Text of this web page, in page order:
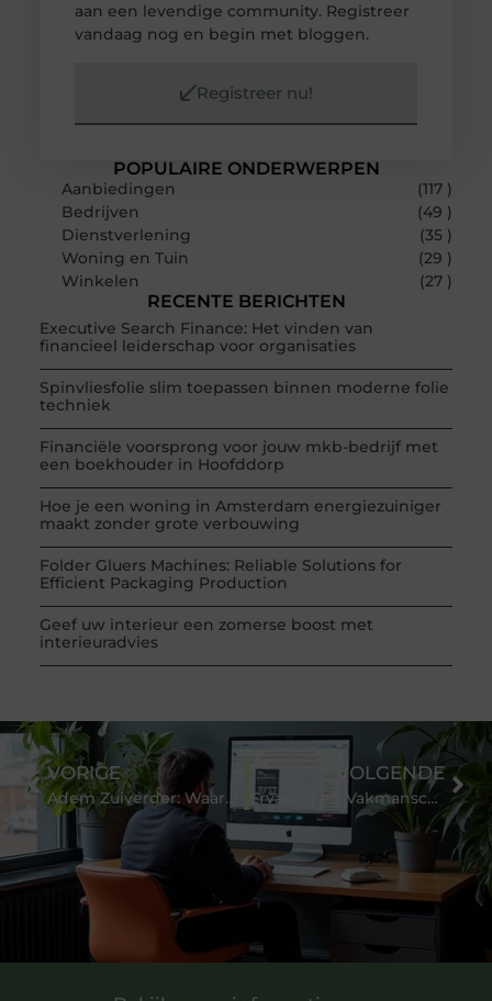
POPULAIRE ONDERWERPEN
Aanbiedingen
(117 )
Bedrijven
(49 )
Dienstverlening
(35 )
Woning en Tuin
(29 )
Winkelen
(27 )
RECENTE BERICHTEN
Executive Search Finance: Het vinden van
financieel leiderschap voor organisaties
Spinvliesfolie slim toepassen binnen moderne folie
techniek
Financiële voorsprong voor jouw mkb-bedrijf met
een boekhouder in Hoofddorp
Hoe je een woning in Amsterdam energiezuiniger
maakt zonder grote verbouwing
Folder Gluers Machines: Reliable Solutions for
Efficient Packaging Production
Geef uw interieur een zomerse boost met
interieuradvies
aan een levendige community. Registreer
vandaag nog en begin met bloggen.
Registreer nu!
VORIGE
Adem Zuiverder: Waarom Een Luchtreiniger Een Must-Have is in Jouw Thuis
VOLGENDE
Ervaring en Vakmanschap: Bax Houthandel als De Specialist in Houtverkoop